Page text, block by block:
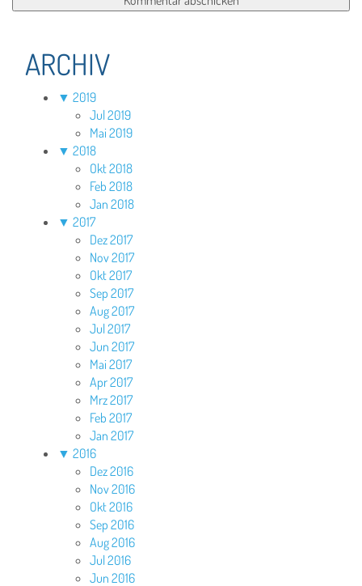
ARCHIV
▼ 2019
Jul 2019
Mai 2019
▼ 2018
Okt 2018
Feb 2018
Jan 2018
▼ 2017
Dez 2017
Nov 2017
Okt 2017
Sep 2017
Aug 2017
Jul 2017
Jun 2017
Mai 2017
Apr 2017
Mrz 2017
Feb 2017
Jan 2017
▼ 2016
Dez 2016
Nov 2016
Okt 2016
Sep 2016
Aug 2016
Jul 2016
Jun 2016